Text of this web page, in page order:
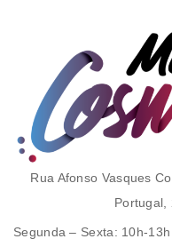
Rua Afonso Vasques
Portugal,
Segunda – Sexta: 10h-